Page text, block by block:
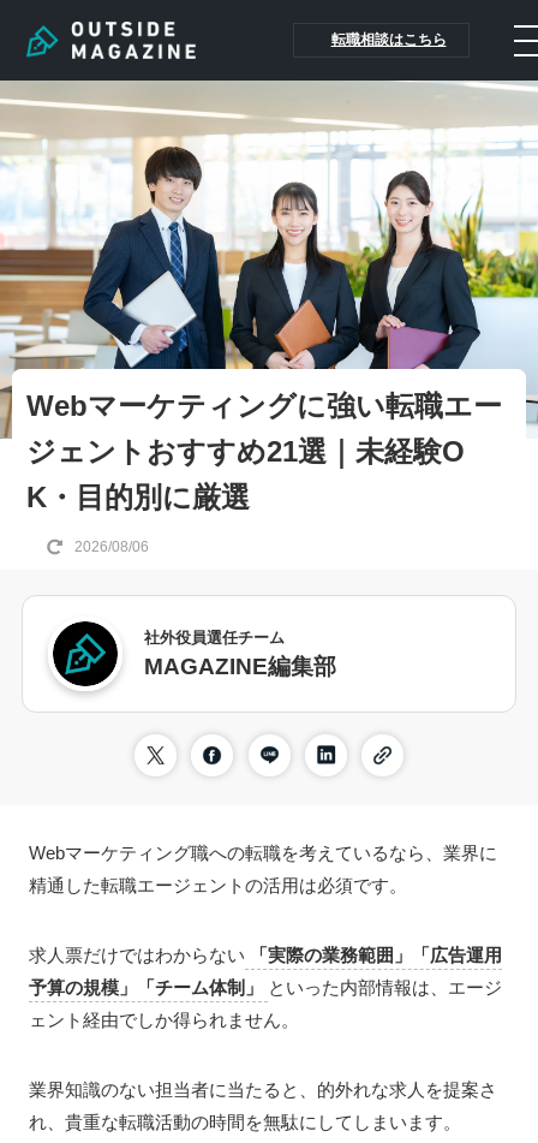
転職相談はこちら
2026/08/06
Webマーケティングに強い転職エー
ジェントおすすめ21選｜未経験O
K・目的別に厳選
社外役員選任チーム
MAGAZINE編集部
Webマーケティング職への転職を考えているなら、業界に
精通した転職エージェントの活用は必須です。
求人票だけではわからない
「実際の業務範囲」「広告運用
予算の規模」「チーム体制」
といった内部情報は、エージ
ェント経由でしか得られません。
業界知識のない担当者に当たると、的外れな求人を提案さ
れ、貴重な転職活動の時間を無駄にしてしまいます。